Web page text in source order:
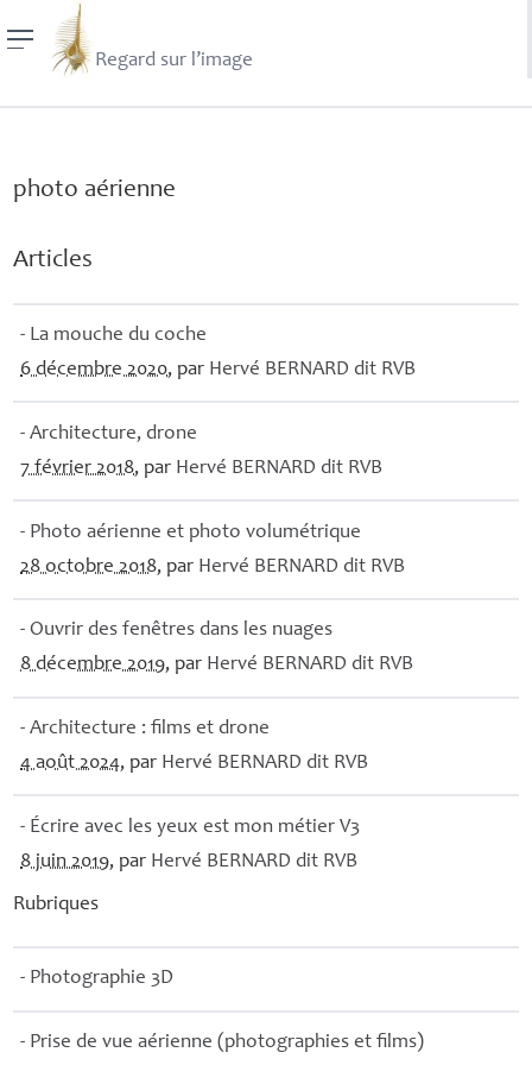
Regard sur l’image
photo aérienne
Articles
- La mouche du coche
6 décembre 2020, par Hervé BERNARD dit RVB
- Architecture, drone
7 février 2018, par Hervé BERNARD dit RVB
- Photo aérienne et photo volumétrique
28 octobre 2018, par Hervé BERNARD dit RVB
- Ouvrir des fenêtres dans les nuages
8 décembre 2019, par Hervé BERNARD dit RVB
- Architecture : films et drone
4 août 2024, par Hervé BERNARD dit RVB
- Écrire avec les yeux est mon métier V3
8 juin 2019, par Hervé BERNARD dit RVB
Rubriques
- Photographie 3D
- Prise de vue aérienne (photographies et films)